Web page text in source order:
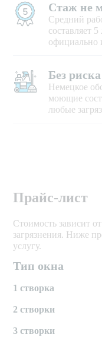
Стаж не
Средний
составляет
официально
Без
Немецкое
моющие
любые
Прайс-лист
Стоимость зависит
загрязнения. Ниже
услугу.
Тип окна
1 створка
2 створки
3 створки